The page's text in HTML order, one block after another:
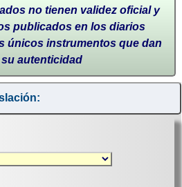
no tienen validez oficial y
publicados en los diarios
únicos instrumentos que dan
su autenticidad